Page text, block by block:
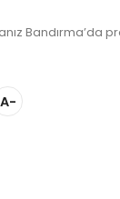
Bandırma’da
A-